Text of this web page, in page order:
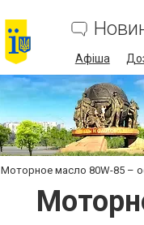
Афіша
Моторное масло 80W-85 –